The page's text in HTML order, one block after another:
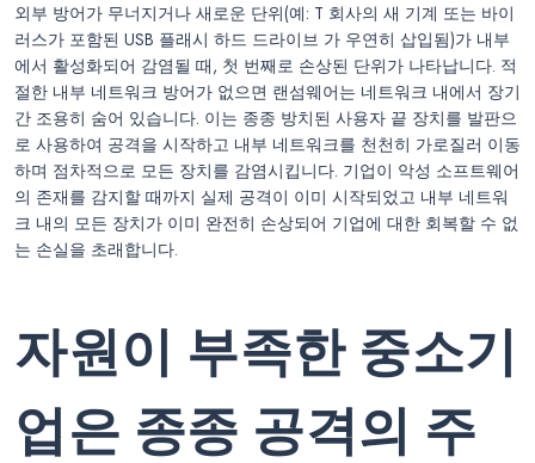
외부 방어가 무너지거나 새로운 단위(예: T 회사의 새 기계 또는 바이
러스가 포함된 USB 플래시 하드 드라이브 가 우연히 삽입됨)가 내부
에서 활성화되어 감염될 때, 첫 번째로 손상된 단위가 나타납니다. 적
절한 내부 네트워크 방어가 없으면 랜섬웨어는 네트워크 내에서 장기
간 조용히 숨어 있습니다. 이는 종종 방치된 사용자 끝 장치를 발판으
로 사용하여 공격을 시작하고 내부 네트워크를 천천히 가로질러 이동
하며 점차적으로 모든 장치를 감염시킵니다. 기업이 악성 소프트웨어
의 존재를 감지할 때까지 실제 공격이 이미 시작되었고 내부 네트워
크 내의 모든 장치가 이미 완전히 손상되어 기업에 대한 회복할 수 없
는 손실을 초래합니다.
자원이 부족한 중소기
업은 종종 공격의 주